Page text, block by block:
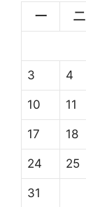
一
二
3 4
10 11
17 18
24 25
31